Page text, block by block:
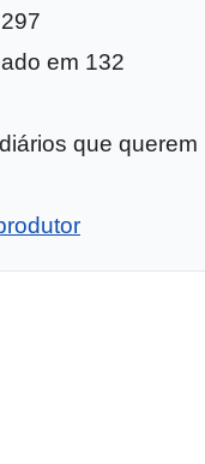
em 132
que querem